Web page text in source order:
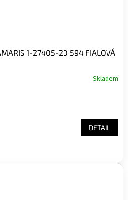
1-27405-20 594 FIALOVÁ
Skladem
DETAIL